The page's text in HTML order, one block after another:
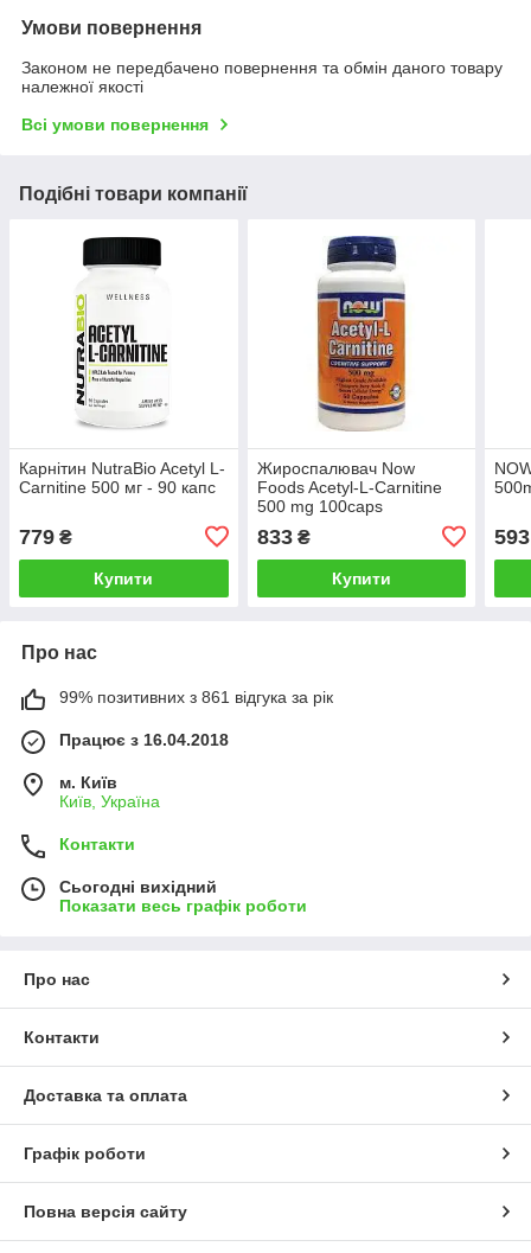
Умови повернення
Законом не передбачено повернення та обмін даного товару
належної якості
Всі умови повернення
Подібні товари компанії
Карнітин NutraBio Acetyl L-
Carnitine 500 мг - 90 капс
779 ₴
Купити
Жироспалювач Now
Foods Acetyl-L-Carnitine
500 mg 100caps
833₴
Купити
593
Про нас
99% позитивних з 861 відгука за рік
Працює з 16.04.2018
м. Київ
Київ, Україна
Контакти
Сьогодні вихідний
Показати весь графік роботи
Про нас
Контакти
Доставка та оплата
Графік роботи
Повна версія сайту